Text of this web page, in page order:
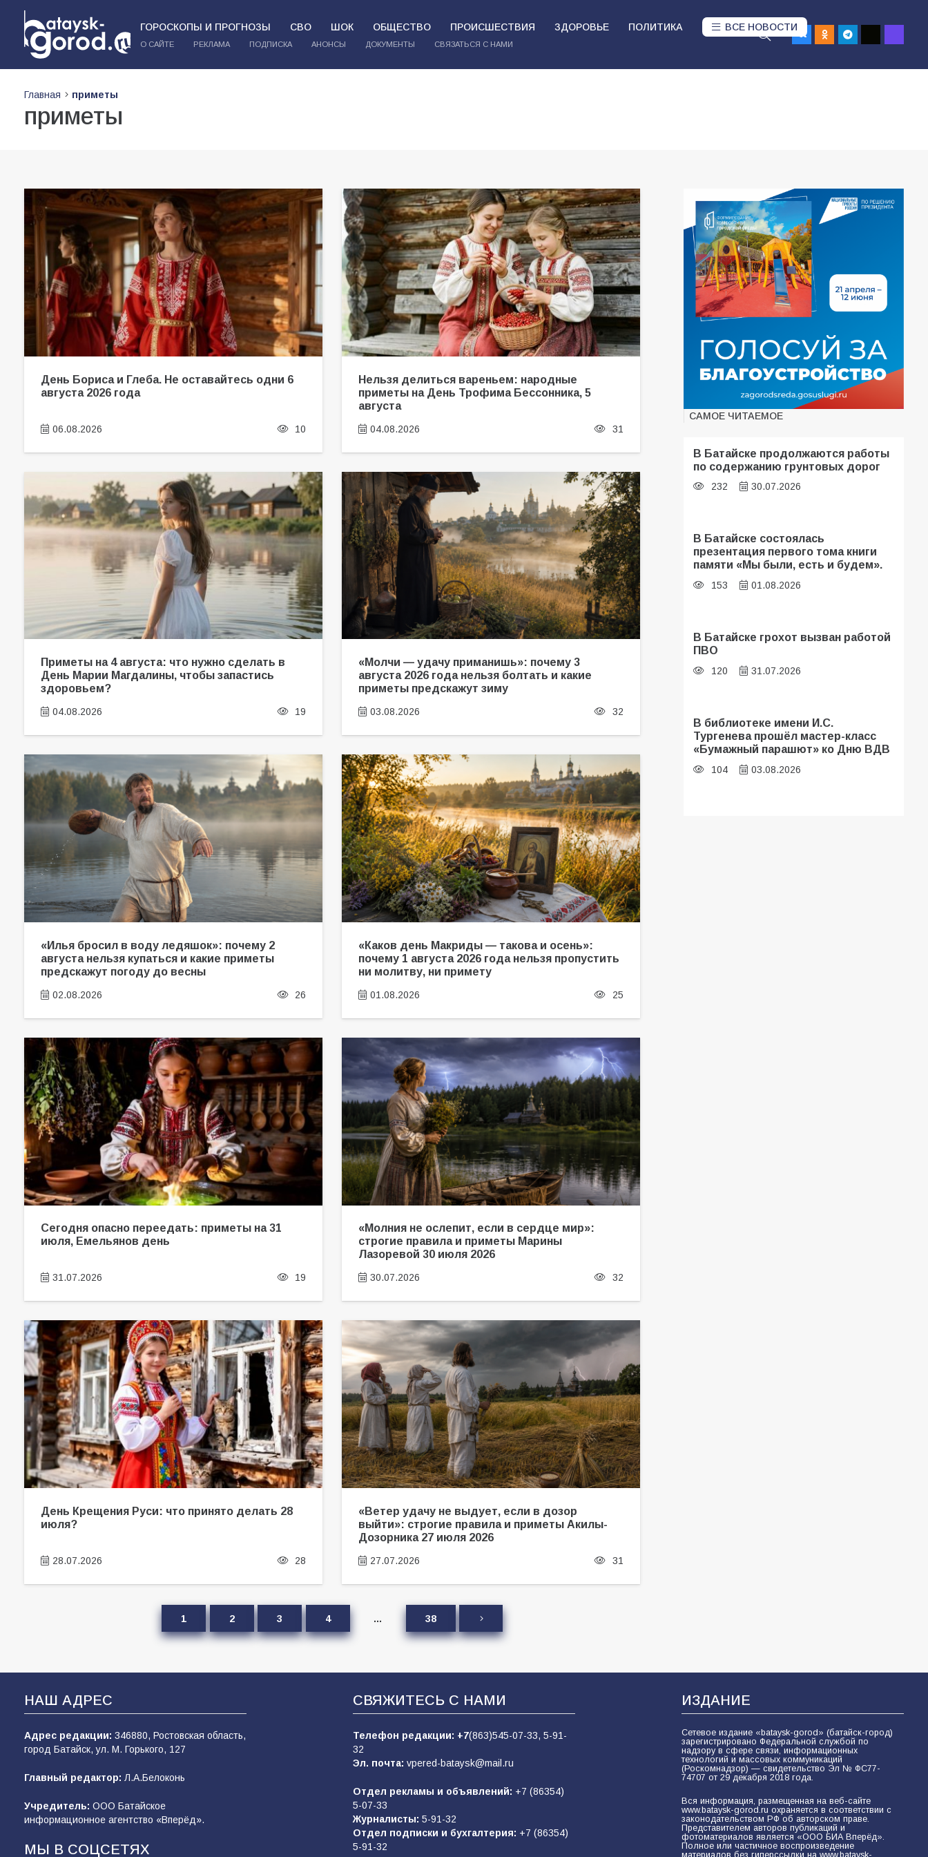
ГОРОСКОПЫ И ПРОГНОЗЫ СВО ШОК ОБЩЕСТВО ПРОИСШЕСТВИЯ ЗДОРОВЬЕ ПОЛИТИКА ВСЕ НОВОСТИ
О САЙТЕ РЕКЛАМА ПОДПИСКА АНОНСЫ ДОКУМЕНТЫ СВЯЗАТЬСЯ С НАМИ
Главная приметы
приметы
День Бориса и Глеба. Не оставайтесь одни 6
августа 2026 года
06.08.2026 10
Нельзя делиться вареньем: народные
приметы на День Трофима Бессонника, 5
августа
04.08.2026 31
Приметы на 4 августа: что нужно сделать в
День Марии Магдалины, чтобы запастись
здоровьем?
04.08.2026 19
«Молчи — удачу приманишь»: почему 3
августа 2026 года нельзя болтать и какие
приметы предскажут зиму
03.08.2026 32
«Илья бросил в воду ледяшок»: почему 2
августа нельзя купаться и какие приметы
предскажут погоду до весны
02.08.2026 26
«Каков день Макриды — такова и осень»:
почему 1 августа 2026 года нельзя пропустить
ни молитву, ни примету
01.08.2026 25
Сегодня опасно переедать: приметы на 31
июля, Емельянов день
31.07.2026 19
«Молния не ослепит, если в сердце мир»:
строгие правила и приметы Марины
Лазоревой 30 июля 2026
30.07.2026 32
День Крещения Руси: что принято делать 28
июля?
28.07.2026 28
«Ветер удачу не выдует, если в дозор
выйти»: строгие правила и приметы Акилы-
Дозорника 27 июля 2026
27.07.2026 31
1 2 3 4 … 38
САМОЕ ЧИТАЕМОЕ
В Батайске продолжаются работы
по содержанию грунтовых дорог
232 30.07.2026
В Батайске состоялась
презентация первого тома книги
памяти «Мы были, есть и будем».
153 01.08.2026
В Батайске грохот вызван работой
ПВО
120 31.07.2026
В библиотеке имени И.С.
Тургенева прошёл мастер-класс
«Бумажный парашют» ко Дню ВДВ
104 03.08.2026
НАШ АДРЕС
Адрес редакции: 346880, Ростовская область,
город Батайск, ул. М. Горького, 127
Главный редактор: Л.А.Белоконь
Учредитель: ООО Батайское
информационное агентство «Вперёд».
МЫ В СОЦСЕТЯХ
СВЯЖИТЕСЬ С НАМИ
Телефон редакции: +7(863)545-07-33, 5-91-
32
Эл. почта: vpered-bataysk@mail.ru
Отдел рекламы и объявлений: +7 (86354)
5-07-33
Журналисты: 5-91-32
Отдел подписки и бухгалтерия: +7 (86354)
5-91-32
ИЗДАНИЕ
Сетевое издание «bataysk-gorod» (батайск-город)
зарегистрировано Федеральной службой по
надзору в сфере связи, информационных
технологий и массовых коммуникаций
(Роскомнадзор) — свидетельство Эл № ФС77-
74707 от 29 декабря 2018 года.
Вся информация, размещенная на веб-сайте
www.bataysk-gorod.ru охраняется в соответствии с
законодательством РФ об авторском праве.
Представителем авторов публикаций и
фотоматериалов является «ООО БИА Вперёд».
Полное или частичное воспроизведение
материалов без гиперссылки на www.bataysk-